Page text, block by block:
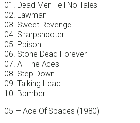
01. Dead Men Tell No Tales
02. Lawman
03. Sweet Revenge
04. Sharpshooter
05. Poison
06. Stone Dead Forever
07. All The Aces
08. Step Down
09. Talking Head
10. Bomber
05 — Ace Of Spades (1980)